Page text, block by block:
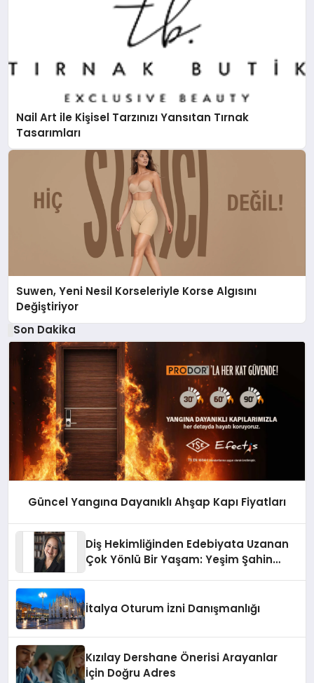
Nail Art ile Kişisel Tarzınızı Yansıtan Tırnak
Tasarımları
Suwen, Yeni Nesil Korseleriyle Korse Algısını
Değiştiriyor
Son Dakika
Güncel Yangına Dayanıklı Ahşap Kapı Fiyatları
Diş Hekimliğinden Edebiyata Uzanan
Çok Yönlü Bir Yaşam: Yeşim Şahin
İtalya Oturum İzni Danışmanlığı
Kızılay Dershane Önerisi Arayanlar
İçin Doğru Adres